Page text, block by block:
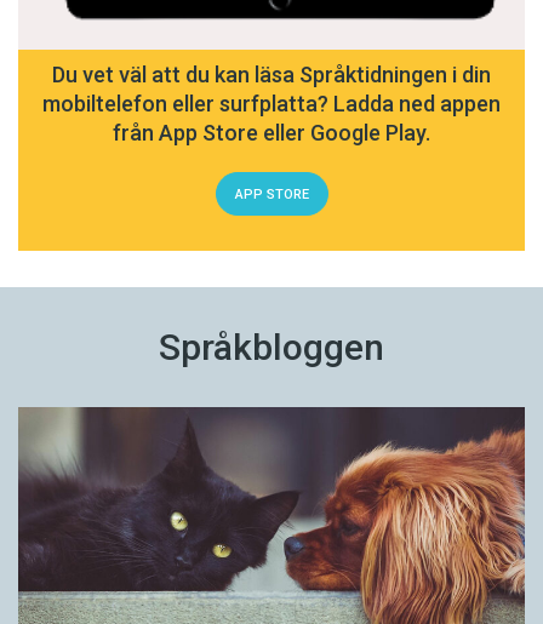
Du vet väl att du kan läsa Språktidningen i din
mobiltelefon eller surfplatta? Ladda ned appen
från App Store eller Google Play.
APP STORE
Språkbloggen